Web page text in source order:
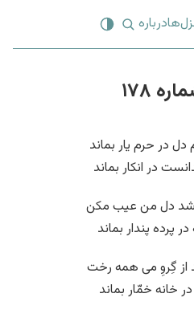
درباره
۱۷۸
در حرم یار بماند
در انکار بماند
شد دل من عیب مکن
پرده پندار بماند
از گِروِ می همه رخت
خانه خمّار بماند